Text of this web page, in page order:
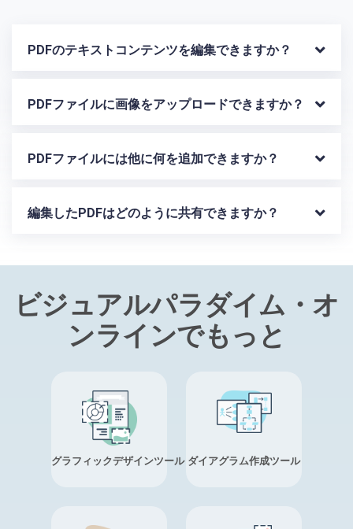
PDFのテキストコンテンツを編集できますか？
PDFファイルに画像をアップロードできますか？
PDFファイルには他に何を追加できますか？
編集したPDFはどのように共有できますか？
ビジュアルパラダイム・オ
ンラインでもっと
グラフィックデザインツール ダイアグラム作成ツール